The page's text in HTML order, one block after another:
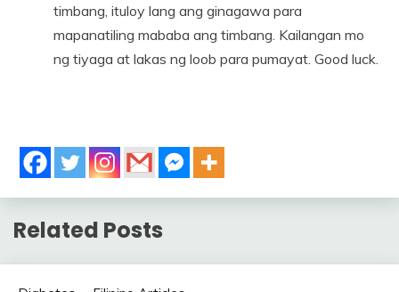
timbang, ituloy lang ang ginagawa para
mapanatiling mababa ang timbang. Kailangan mo
ng tiyaga at lakas ng loob para pumayat. Good luck.
Related Posts